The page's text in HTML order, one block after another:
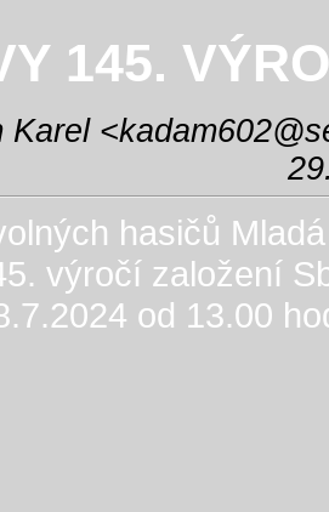
145.
Karel <
hasičů
výročí založení
od 13.00